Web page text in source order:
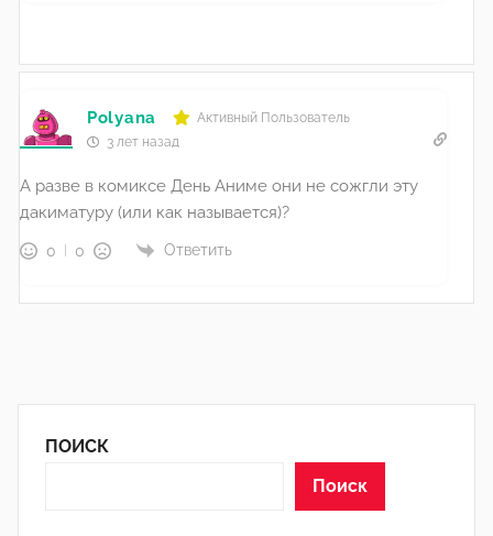
Polyana
Активный Пользователь
3 лет назад
А разве в комиксе День Аниме они не сожгли эту
дакиматуру (или как называется)?
0 0 Ответить
ПОИСК
Поиск